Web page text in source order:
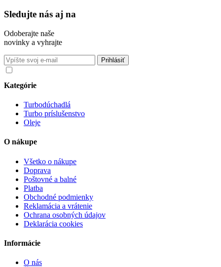
Sledujte nás aj na
Odoberajte naše
novinky a vyhrajte
Kategórie
Turbodúchadlá
Turbo príslušenstvo
Oleje
O nákupe
Všetko o nákupe
Doprava
Poštovné a balné
Platba
Obchodné podmienky
Reklamácia a vrátenie
Ochrana osobných údajov
Deklarácia cookies
Informácie
O nás